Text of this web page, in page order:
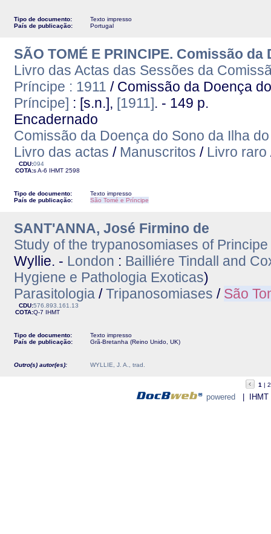
Tipo de documento:
Texto impresso
País de publicação:
Portugal
SÃO TOMÉ E PRINCIPE. Comissão
Livro das Actas das Sessões da
Príncipe : 1911 / Comissão da Doença
Príncipe] : [s.n.], [1911]. - 149 p.
Encadernado
Comissão da Doença do Sono da Ilha
Livro das actas / Manuscritos / Livro raro
CDU:094
COTA:s A-6 IHMT 2598
Tipo de documento:
Texto impresso
País de publicação:
São Tomé e Príncipe
SANT'ANNA, José Firmino de
Study of the trypanosomiases of Principe
Wyllie. - London : Bailliére Tindall and
Hygiene e Pathologia Exoticas)
Parasitologia /Tripanosomiases / São
CDU:576.893.161.13
COTA:Q-7 IHMT
Tipo de documento:
Texto impresso
País de publicação:
Grã-Bretanha (Reino Unido, UK)
Outro(s) autor(es): WYLLIE, J. A., trad.
1 2
powered | IHMT -